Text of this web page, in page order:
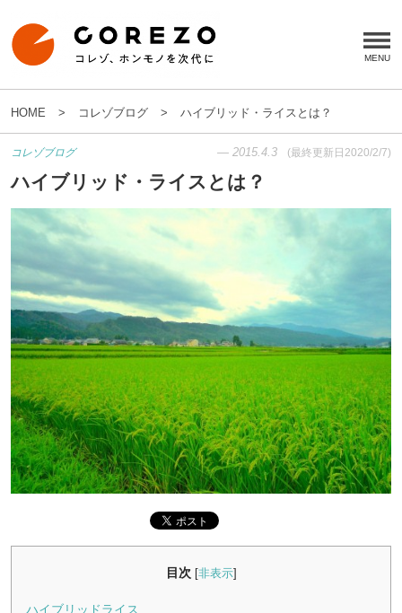
HOME コレゾブログ ハイブリッド・ライスとは？
コレゾブログ — 2015.4.3 (最終更新日 2020/2/7)
ハイブリッド・ライスとは？
目次 [非表示]
ハイブリッドライス